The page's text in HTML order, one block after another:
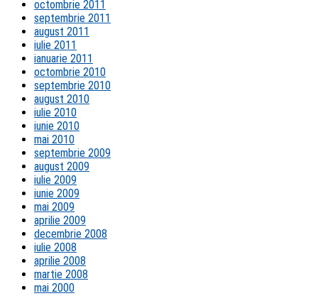
octombrie 2011
septembrie 2011
august 2011
iulie 2011
ianuarie 2011
octombrie 2010
septembrie 2010
august 2010
iulie 2010
iunie 2010
mai 2010
septembrie 2009
august 2009
iulie 2009
iunie 2009
mai 2009
aprilie 2009
decembrie 2008
iulie 2008
aprilie 2008
martie 2008
mai 2000